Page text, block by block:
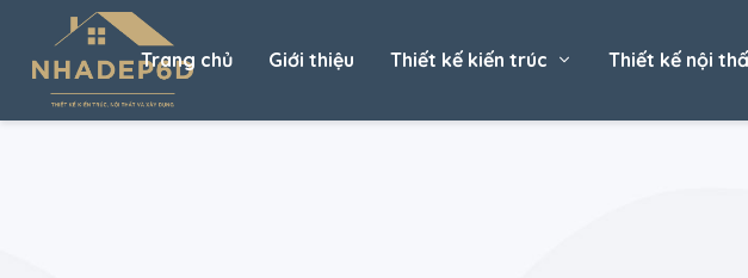
Trang chủ Giới thiệu Thiết kế kiến trúc Thiết kế nội